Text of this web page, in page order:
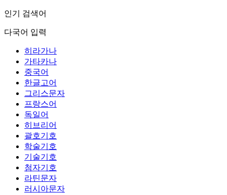
인기 검색어
다국어 입력
히라가나
가타카나
중국어
한글고어
그리스문자
프랑스어
독일어
히브리어
괄호기호
학술기호
기술기호
첨자기호
라틴문자
러시아문자